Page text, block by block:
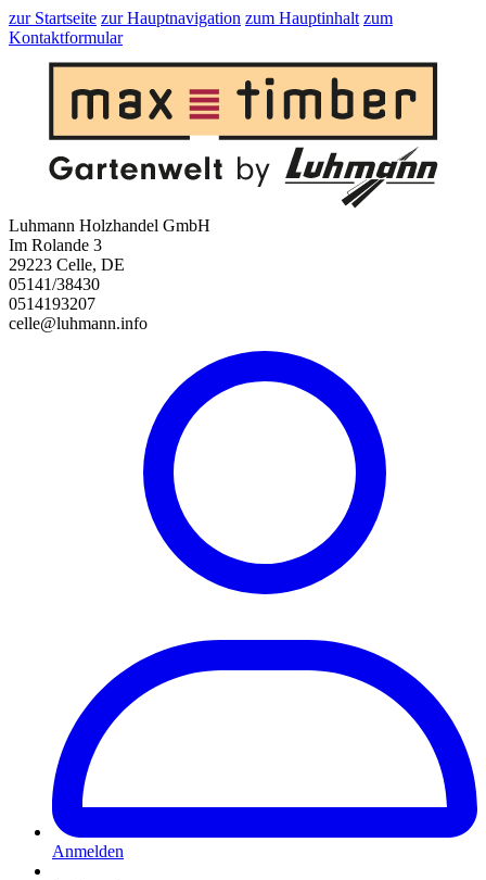
zur Startseite zur Hauptnavigation zum Hauptinhalt zum
Kontaktformular
Luhmann Holzhandel GmbH
Im Rolande 3
29223 Celle, DE
05141/38430
0514193207
celle@luhmann.info
Anmelden